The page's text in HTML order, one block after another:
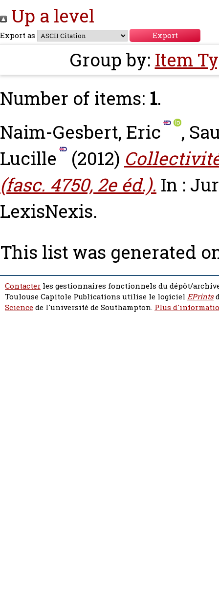
Up a level
Export as
Group by: Item
Number of items: 1.
Naim-Gesbert, Eric
,
Lucille
(2012)
(fasc. 4750, 2e éd.). In :
LexisNexis.
This list was generated
Contacter les gestionnaires fonctionnels du dépôt/
Toulouse Capitole Publications utilise le logiciel EPrints
Sciencede l'université de Southampton. Plus